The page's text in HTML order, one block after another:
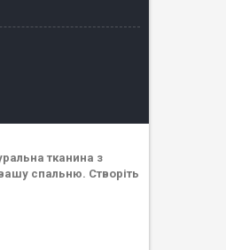
тканина з
спальню. Створіть